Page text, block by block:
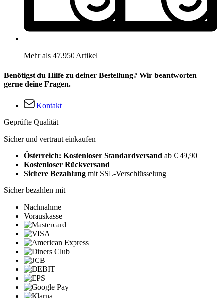
Mehr als 47.950 Artikel
Benötigst du Hilfe zu deiner Bestellung? Wir beantworten
gerne deine Fragen.
Kontakt
Geprüfte Qualität
Sicher und vertraut einkaufen
Österreich: Kostenloser Standardversand ab € 49,90
Kostenloser Rückversand
Sichere Bezahlung mit SSL-Verschlüsselung
Sicher bezahlen mit
Nachnahme
Vorauskasse